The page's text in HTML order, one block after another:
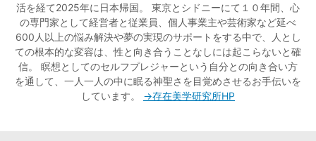
活を経て2025年に日本帰国。 東京とシドニーにて１０年間、心
の専門家として経営者と従業員、個人事業主や芸術家など延べ
600人以上の悩み解決や夢の実現のサポートをする中で、人とし
ての根本的な変容は、性と向き合うことなしには起こらないと確
信。 瞑想としてのセルフプレジャーという自分との向き合い方
を通して、一人一人の中に眠る神聖さを目覚めさせるお手伝いを
しています。 →存在美学研究所HP